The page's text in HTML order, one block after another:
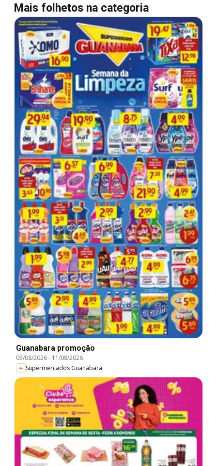
Mais folhetos na categoria
Guanabara promoção
05/08/2026- 11/08/2026
Supermercados Guanabara